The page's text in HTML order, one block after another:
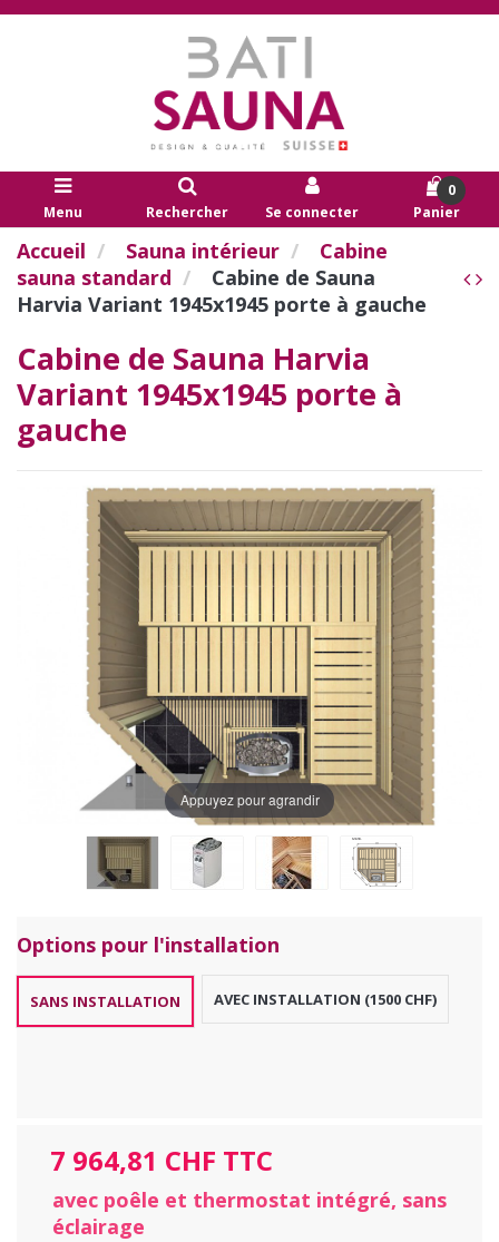
Menu Rechercher Se connecter
0
Panier
Accueil Sauna intérieur
Cabine
sauna standard
Cabine de Sauna
Harvia Variant 1945x1945 porte à gauche
Cabine de Sauna Harvia
Variant 1945x1945 porte à
gauche
Appuyez pour agrandir
Options pour l'installation
SANS INSTALLATION AVEC INSTALLATION (1500 CHF)
7 964,81 CHF TTC
avec poêle et thermostat intégré, sans
éclairage